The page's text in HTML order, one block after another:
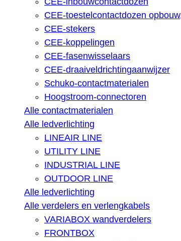
CEE-toestelcontactdozen
CEE-stekers
CEE-koppelingen
CEE-fasenwisselaars
CEE-draaiveldrichtingaanwijzer
Schuko-contactmaterialen
Hoogstroom-connectoren
Alle contactmaterialen
Alle ledverlichting
LINEAIR LINE
UTILITY LINE
INDUSTRIAL LINE
OUTDOOR LINE
Alle ledverlichting
Alle verdelers en verlengkabels
VARIABOX wandverdelers
FRONTBOX